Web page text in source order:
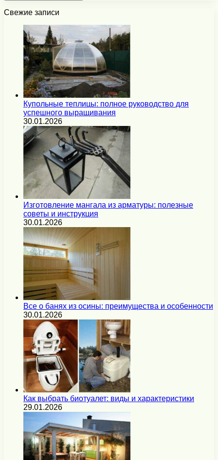
Свежие записи
Купольные теплицы: полное руководство для
успешного выращивания
30.01.2026
Изготовление мангала из арматуры: полезные
советы и инструкция
30.01.2026
Все о банях из осины: преимущества и особенности
30.01.2026
Как выбрать биотуалет: виды и характеристики
29.01.2026